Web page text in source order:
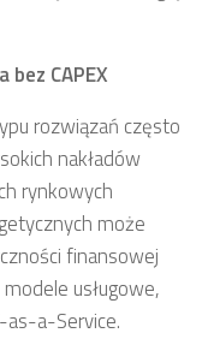
CAPEX
rozwiązań często
nakładów
rynkowych
może
finansowej
usługowe,
a-Service.